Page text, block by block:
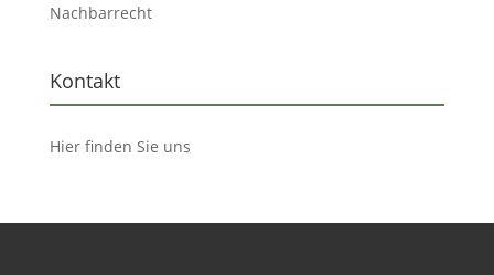
Nachbarrecht
Kontakt
Hier finden Sie uns